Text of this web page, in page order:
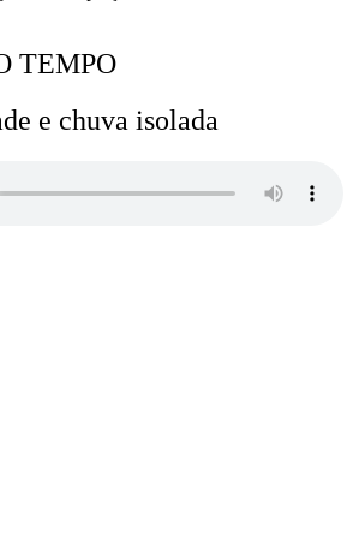
TEMPO
e chuva isolada